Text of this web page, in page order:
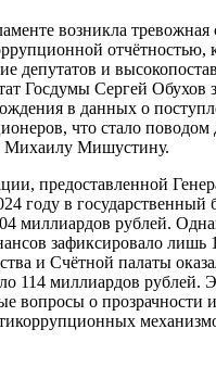
возникла тревожная
отчётностью,
депутатов и
Госдумы Сергей Обухов
в данных о
что стало поводом
Михаилу Мишустину.
предоставленной
году в государственный
миллиардов рублей.
зафиксировало лишь
и Счётной палаты
114 миллиардов рублей.
вопросы о прозрачности и